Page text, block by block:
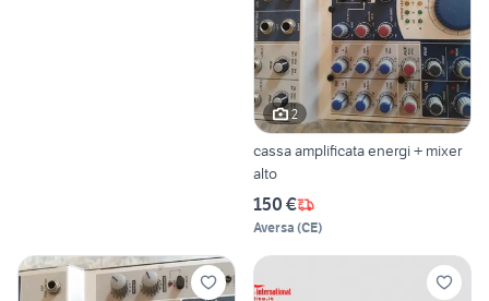
2
cassa amplificata energi + mixer
alto
150 €
Aversa (CE)